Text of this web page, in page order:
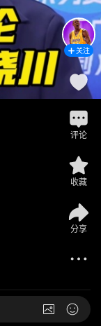
关注
评论
收藏
分享